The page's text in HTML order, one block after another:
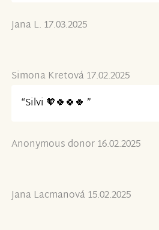
Jana L. 17.03.2025
Simona Kretová 17.02.2025
“Silvi 🧡🍀🍀🍀 ”
Anonymous donor 16.02.2025
Jana Lacmanová 15.02.2025